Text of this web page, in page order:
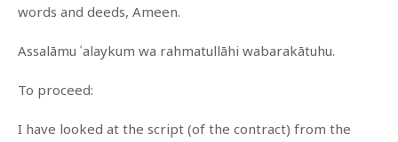
words and deeds, Ameen.
Assalāmu ʿalaykum wa rahmatullāhi wabarakātuhu.
To proceed:
I have looked at the script (of the contract) from the